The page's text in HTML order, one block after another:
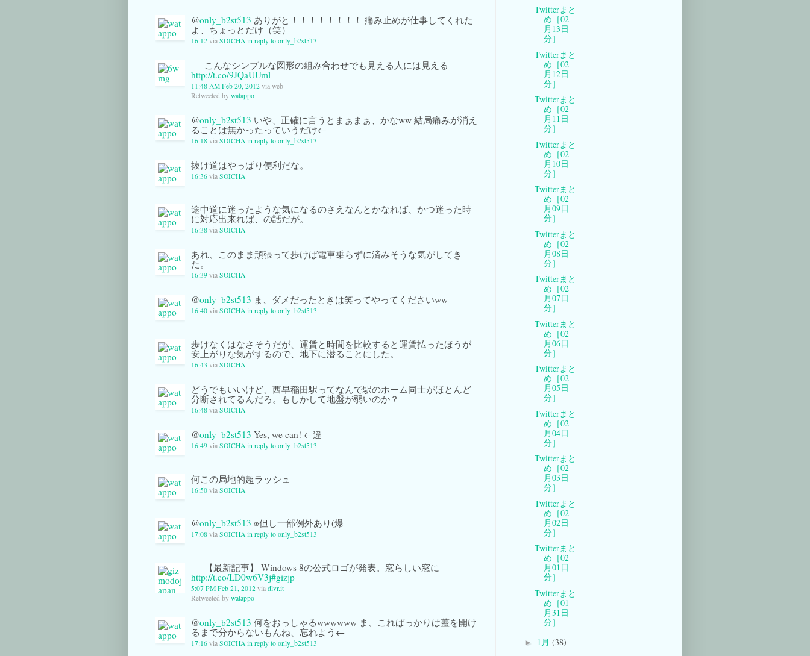
@only_b2st513 ありがと！！！！！！！！ 痛み止めが仕事してくれた
よ、ちょっとだけ（笑）
16:12 via SOICHA in reply to only_b2st513
こんなシンプルな図形の組み合わせでも見える人には見える
http://t.co/9JQaUUml
11:48 AM Feb 20, 2012 via web
Retweeted by watappo
@only_b2st513 いや、正確に言うとまぁまぁ、かなww 結局痛みが消え
ることは無かったっていうだけ←
16:18 via SOICHA in reply to only_b2st513
抜け道はやっぱり便利だな。
16:36 via SOICHA
途中道に迷ったような気になるのさえなんとかなれば、かつ迷った時
に対応出来れば、の話だが。
16:38 via SOICHA
あれ、このまま頑張って歩けば電車乗らずに済みそうな気がしてき
た。
16:39 via SOICHA
@only_b2st513 ま、ダメだったときは笑ってやってくださいww
16:40 via SOICHA in reply to only_b2st513
歩けなくはなさそうだが、運賃と時間を比較すると運賃払ったほうが
安上がりな気がするので、地下に潜ることにした。
16:43 via SOICHA
どうでもいいけど、西早稲田駅ってなんで駅のホーム同士がほとんど
分断されてるんだろ。もしかして地盤が弱いのか？
16:48 via SOICHA
@only_b2st513 Yes, we can! ←違
16:49 via SOICHA in reply to only_b2st513
何この局地的超ラッシュ
16:50 via SOICHA
@only_b2st513 ※但し一部例外あり(爆
17:08 via SOICHA in reply to only_b2st513
【最新記事】 Windows 8の公式ロゴが発表。窓らしい窓に
http://t.co/LD0w6V3j#gizjp
5:07 PM Feb 21, 2012 via dlvr.it
Retweeted by watappo
@only_b2st513 何をおっしゃるwwwwww ま、こればっかりは蓋を開け
るまで分からないもんね、忘れよう←
17:16 via SOICHA in reply to only_b2st513
Twitterまと
め［02
月13日
分］
Twitterまと
め［02
月12日
分］
Twitterまと
め［02
月11日
分］
Twitterまと
め［02
月10日
分］
Twitterまと
め［02
月09日
分］
Twitterまと
め［02
月08日
分］
Twitterまと
め［02
月07日
分］
Twitterまと
め［02
月06日
分］
Twitterまと
め［02
月05日
分］
Twitterまと
め［02
月04日
分］
Twitterまと
め［02
月03日
分］
Twitterまと
め［02
月02日
分］
Twitterまと
め［02
月01日
分］
Twitterまと
め［01
月31日
分］
► 1月 (38)